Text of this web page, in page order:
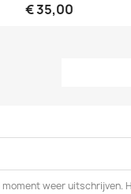
€ 35,00
weer uitschrijven.